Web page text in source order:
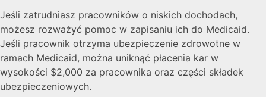
Jeśli zatrudniasz pracowników o niskich dochodach,
możesz rozważyć pomoc w zapisaniu ich do Medicaid.
Jeśli pracownik otrzyma ubezpieczenie zdrowotne w
ramach Medicaid, można uniknąć płacenia kar w
wysokości $2,000 za pracownika oraz części składek
ubezpieczeniowych.